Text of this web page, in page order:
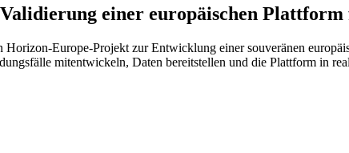
einer europäischen Plattform
Europe-Projekt zur Entwicklung einer souveränen
mitentwickeln, Daten bereitstellen und die Plattform in